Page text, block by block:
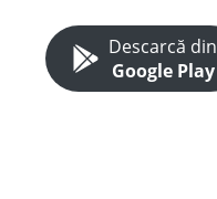
Descarcă din
Google Play